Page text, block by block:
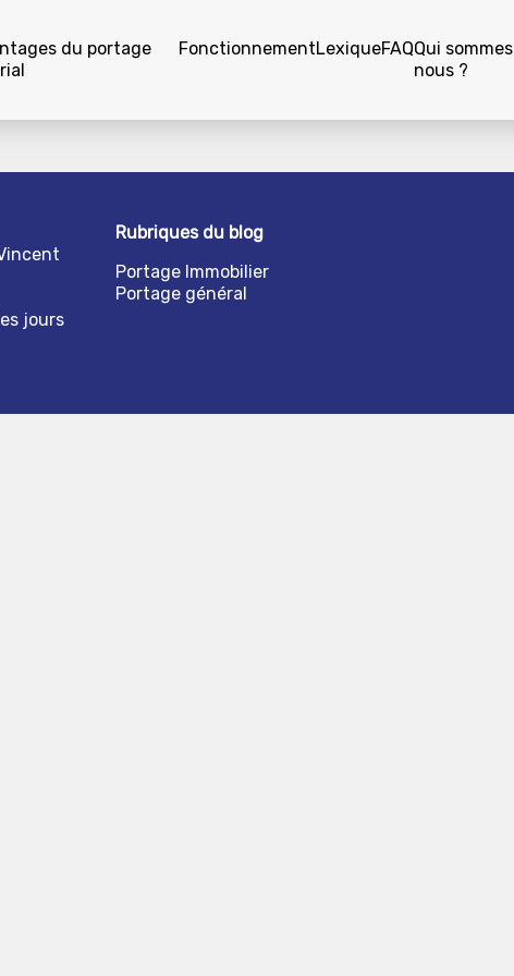
du portage
FonctionnementLexiqueFAQQui sommes
nous ?
jours
Rubriques du blog
Portage Immobilier
Portage général